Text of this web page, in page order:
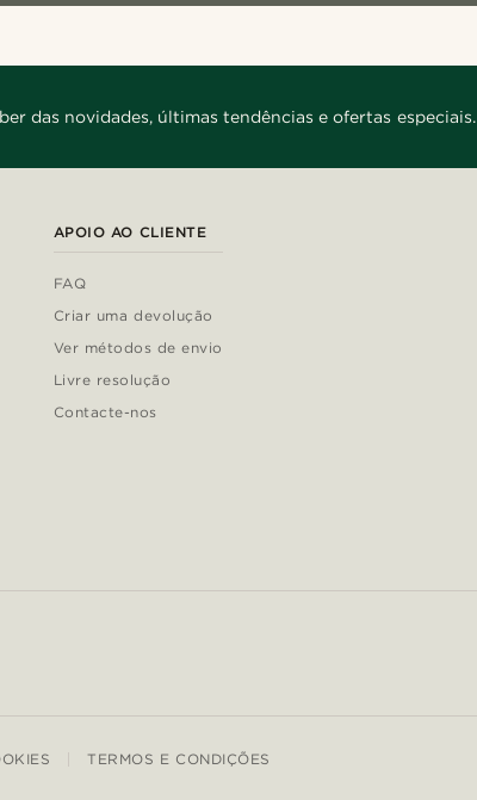
das novidades, últimas tendências e ofertas especiais.
APOIO AO CLIENTE
FAQ
Criar uma devolução
Ver métodos de envio
Livre resolução
Contacte-nos
TERMOS E CONDIÇÕES